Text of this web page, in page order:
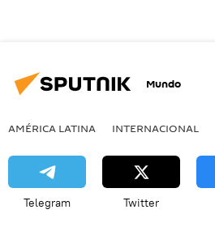
Mundo
AMÉRICA LATINA INTERNACIONAL
Telegram Twitter